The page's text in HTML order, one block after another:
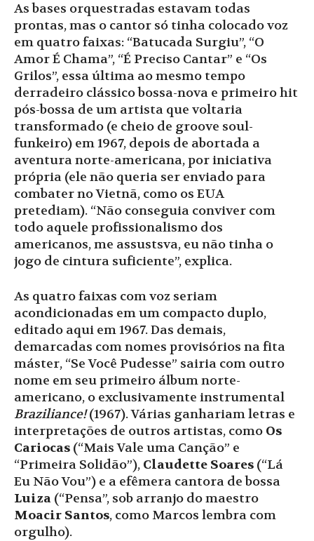
As bases orquestradas estavam todas
prontas, mas o cantor só tinha colocado voz
em quatro faixas: “Batucada Surgiu”, “O
Amor É Chama”, “É Preciso Cantar” e “Os
Grilos”, essa última ao mesmo tempo
derradeiro clássico bossa-nova e primeiro hit
pós-bossa de um artista que voltaria
transformado (e cheio de groove soul-
funkeiro) em 1967, depois de abortada a
aventura norte-americana, por iniciativa
própria (ele não queria ser enviado para
combater no Vietnã, como os EUA
pretediam). “Não conseguia conviver com
todo aquele profissionalismo dos
americanos, me assustsva, eu não tinha o
jogo de cintura suficiente”, explica.
As quatro faixas com voz seriam
acondicionadas em um compacto duplo,
editado aqui em 1967. Das demais,
demarcadas com nomes provisórios na fita
máster, “Se Você Pudesse” sairia com outro
nome em seu primeiro álbum norte-
americano, o exclusivamente instrumental
Braziliance!(1967). Várias ganhariam letras e
interpretações de outros artistas, como Os
Cariocas (“Mais Vale uma Canção” e
“Primeira Solidão”), Claudette Soares (“Lá
Eu Não Vou”) e a efêmera cantora de bossa
Luiza (“Pensa”, sob arranjo do maestro
Moacir Santos, como Marcos lembra com
orgulho).